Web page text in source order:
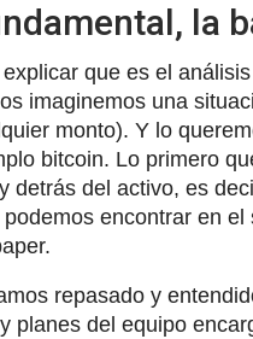
la
que es el
imaginemos una
monto). Y lo
bitcoin. Lo primero
detrás del activo, es
encontrar en
repasado y
planes del equipo